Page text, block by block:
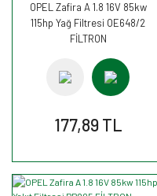
OPEL Zafira A 1.8 16V 85kw
115hp Yağ Filtresi OE648/2
FİLTRON
177,89 TL